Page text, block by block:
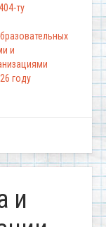
ту
и
году
и